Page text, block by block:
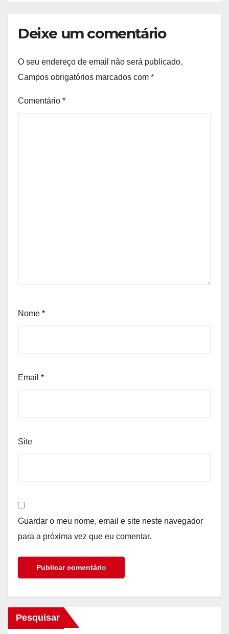
Deixe um comentário
O seu endereço de email não será publicado.
Campos obrigatórios marcados com *
Comentário *
Nome *
Email *
Site
Guardar o meu nome, email e site neste navegador
para a próxima vez que eu comentar.
Pesquisar